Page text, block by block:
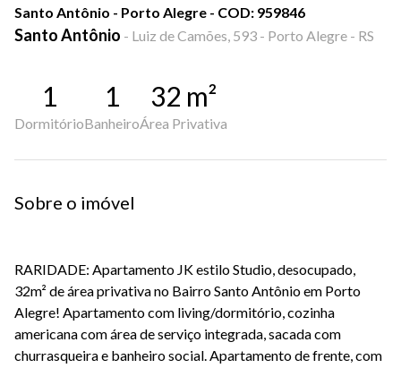
Santo Antônio - Porto Alegre - COD: 959846
Santo Antônio - Luiz de Camões, 593 - Porto Alegre - RS
1
Dormitório
1
Banheiro
32 m²
Área Privativa
Sobre o imóvel
RARIDADE: Apartamento JK estilo Studio, desocupado,
32m² de área privativa no Bairro Santo Antônio em Porto
Alegre! Apartamento com living/dormitório, cozinha
americana com área de serviço integrada, sacada com
churrasqueira e banheiro social. Apartamento de frente, com